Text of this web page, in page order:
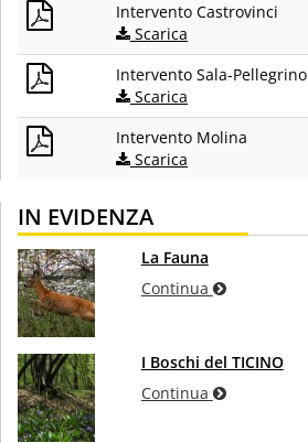
Intervento Castrovinci
Scarica
Intervento Sala-Pellegrino
Scarica
Intervento Molina
Scarica
IN EVIDENZA
La Fauna
Continua
I Boschi del TICINO
Continua